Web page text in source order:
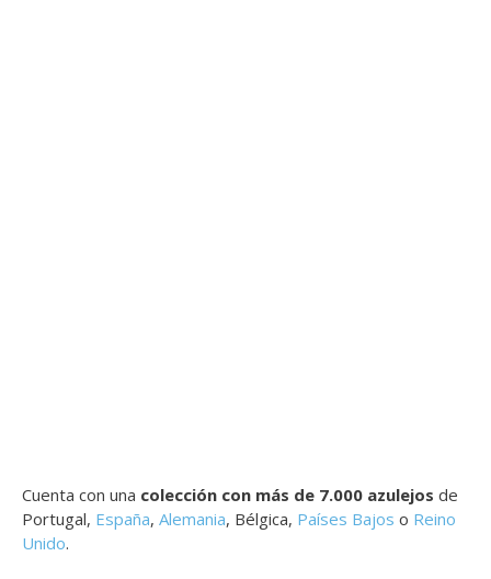
Cuenta con una colección con más de 7.000 azulejos de
Portugal, España, Alemania, Bélgica, Países Bajos o Reino
Unido.